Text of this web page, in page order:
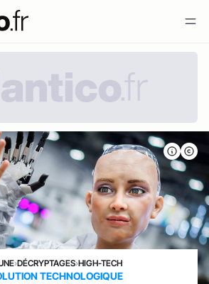
›DÉCRYPTAGES›HIGH-TECH
TECHNOLOGIQUE